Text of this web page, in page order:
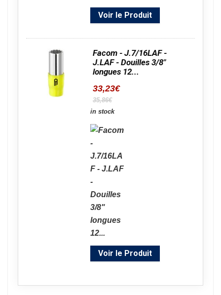
Voir le Produit
Facom - J.7/16LAF -
J.LAF - Douilles 3/8"
longues 12...
33,23€
35,86€
in stock
Voir le Produit